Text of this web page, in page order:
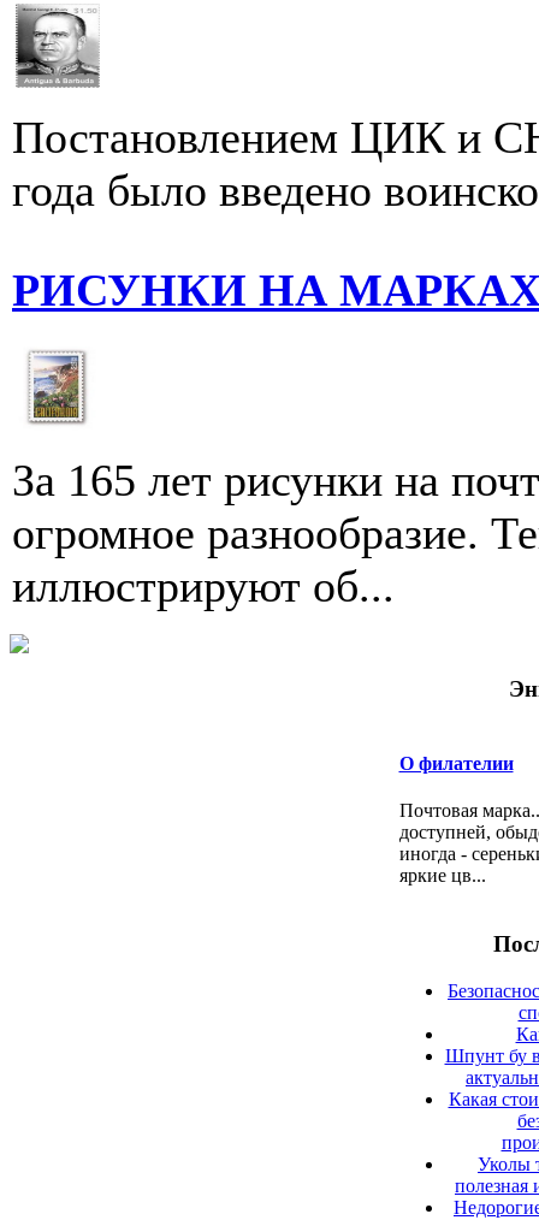
Постановлением ЦИК и
года было введено
РИСУНКИ НА
За 165 лет рисунки на
огромное разнообразие.
иллюстри­руют об...
О филателии
Почтовая
доступней,
иногда -
яркие цв...
Шпунт бу
Какая
Уколы
полезная